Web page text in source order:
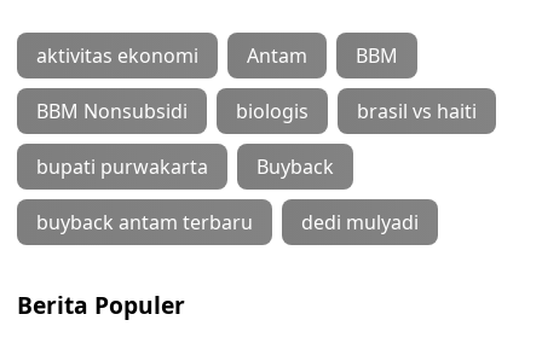
aktivitas ekonomi Antam BBM
BBM Nonsubsidi biologis brasil vs haiti
bupati purwakarta Buyback
buyback antam terbaru dedi mulyadi
Berita Populer